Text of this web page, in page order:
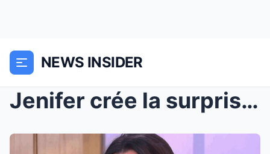
NEWS INSIDER
Jenifer crée la surprise avec une grande annonce, ...